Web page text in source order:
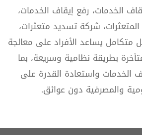
الخدمات، رفع إيقاف الخدمات،
شركة تسديد متعثرات،
يساعد الأفراد على معالجة
بطريقة نظامية وسريعة، بما
واستعادة القدرة على
والمصرفية دون عوائق.